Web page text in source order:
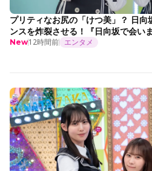
プリティなお尻の「けつ美」？ 日
ンスを炸裂させる！『日向坂で会い
New12時間前 エンタメ